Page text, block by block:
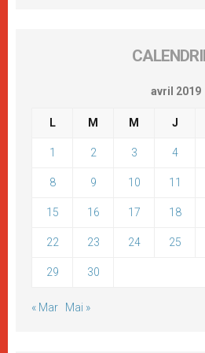
avril 2019
L M M J
1 2 3 4
8 9 10 11
15 16 17 18
22 23 24 25
29 30
« Mar Mai »